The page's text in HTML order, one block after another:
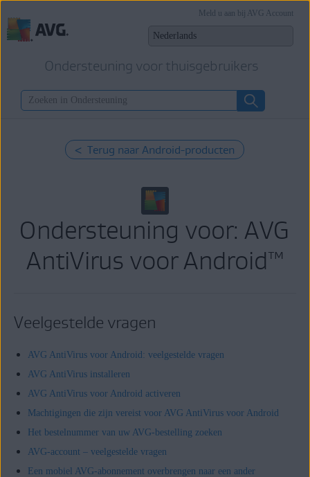
Ondersteuning voor thuisgebruikers
Meld u aan bij AVG Account
< Terug naar Android-producten
Ondersteuning voor: AVG
AntiVirus voor Android™
Veelgestelde vragen
AVG AntiVirus voor Android: veelgestelde vragen
AVG AntiVirus installeren
AVG AntiVirus voor Android activeren
Machtigingen die zijn vereist voor AVG AntiVirus voor Android
Het bestelnummer van uw AVG-bestelling zoeken
AVG-account – veelgestelde vragen
Een mobiel AVG-abonnement overbrengen naar een ander